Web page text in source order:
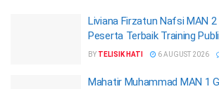
Liviana Firzatun Nafsi MAN 2
Peserta Terbaik Training
BY TELISIK HATI 6 AUGUST 2026
Mahatir Muhammad MAN 1